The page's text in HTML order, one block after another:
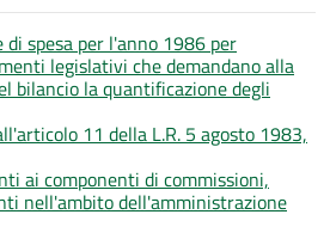
di spesa per l'anno 1986 per
legislativi che demandano alla
bilancio la quantificazione degli
11 della L.R. 5 agosto 1983,
ai componenti di commissioni,
nell'ambito dell'amministrazione